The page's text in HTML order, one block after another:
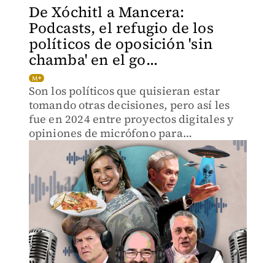
De Xóchitl a Mancera:
Podcasts, el refugio de los
políticos de oposición 'sin
chamba' en el go...
Son los políticos que quisieran estar
tomando otras decisiones, pero así les
fue en 2024 entre proyectos digitales y
opiniones de micrófono para
mantenerse vivos entre los electores que
los apoyaron.